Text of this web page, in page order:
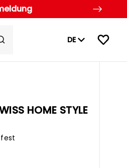
DE
HOME STYLE